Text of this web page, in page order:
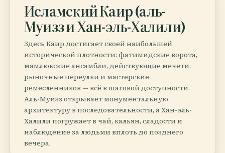
Исламский Каир (аль-
Муизз и Хан-эль-Халили)
Здесь Каир достигает своей наибольшей
исторической плотности: фатимидские ворота,
мамлюкские ансамбли, действующие мечети,
рыночные переулки и мастерские
ремесленников — всё в шаговой доступности.
Аль-Муизз открывает монументальную
архитектуру в последовательности, а Хан-эль-
Халили погружает в чай, кальян, сладости и
наблюдение за людьми вплоть до позднего
вечера.